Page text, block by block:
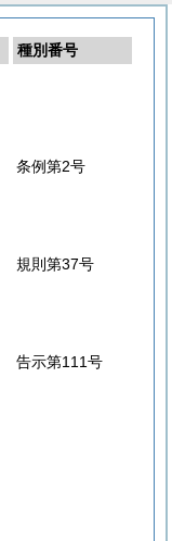
種別番号
条例第2号
規則第37号
告示第111号